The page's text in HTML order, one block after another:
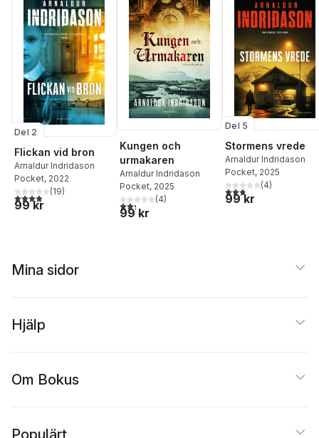
Del 2
Flickan vid bron
Arnaldur Indridason
Pocket, 2022
3,9utav 5 stjärnor. Totalt antal röster:
(19)
99 kr
Kungen och
urmakaren
Arnaldur Indridason
Pocket, 2025
2,3utav 5 stjärnor. Totalt antal röster:
(4)
99 kr
Del 5
Stormens vrede
Arnaldur Indridason
Pocket, 2025
2,8utav 5 stjärnor.
(4)
99 kr
Mina sidor
Hjälp
Om Bokus